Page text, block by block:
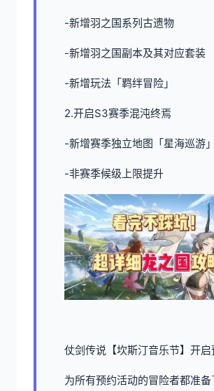
-新增羽之国系列古遗物
-新增羽之国副本及其对应套装
-新增玩法「羁绊冒险」
2.开启S3赛季混沌终焉
-新增赛季独立地图「星海巡游」
-非赛季候级上限提升
仗剑传说【坎斯汀音乐节】开启
为所有预约活动的冒险者都准备